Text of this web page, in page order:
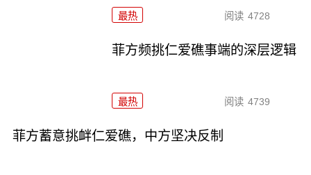
最热 阅读 4728
菲方频挑仁爱礁事端的深层逻辑
最热 阅读 4739
菲方蓄意挑衅仁爱礁，中方坚决反制